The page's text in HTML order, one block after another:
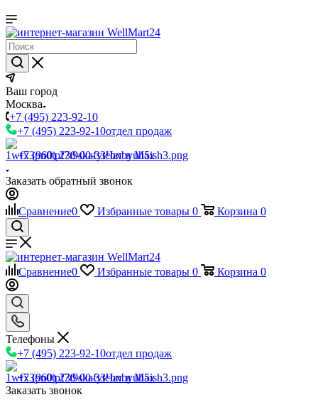
Ваш город
Москва
+7 (495) 223-92-10
+7 (495) 223-92-10отдел продаж
+7 (960) 230-00-33Чат в Max
Заказать обратный звонок
Сравнение0 Избранные товары 0 Корзина 0
Сравнение0 Избранные товары 0 Корзина 0
Телефоны
+7 (495) 223-92-10отдел продаж
+7 (960) 230-00-33Чат в Max
Заказать звонок